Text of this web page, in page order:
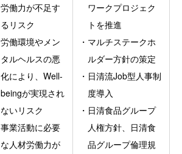
労働力が不足す
るリスク
労働環境やメン
タルヘルスの悪
化により、Well-
beingが実現され
ないリスク
事業活動に必要
な人材労働力が
ワークプロジェク
トを推進
・ マルチステークホ
ルダー方針の策定
・ 日清流Job型人事制
度導入
・ 日清食品グループ
人権方針、日清食
品グループ倫理規